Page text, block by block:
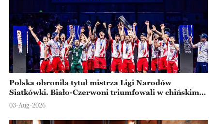
Polska obroniła tytuł mistrza Ligi Narodów
Siatkówki. Biało-Czerwoni triumfowali w chińskim
Ningbo
03-Aug-2026